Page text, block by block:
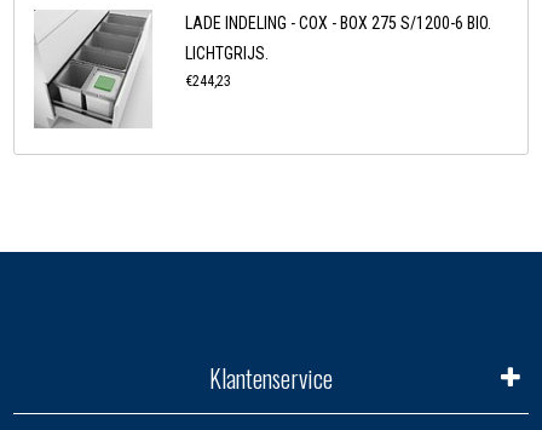
LADE INDELING - COX - BOX 275 S/1200-6 BIO.
LICHTGRIJS.
€244,23
Klantenservice